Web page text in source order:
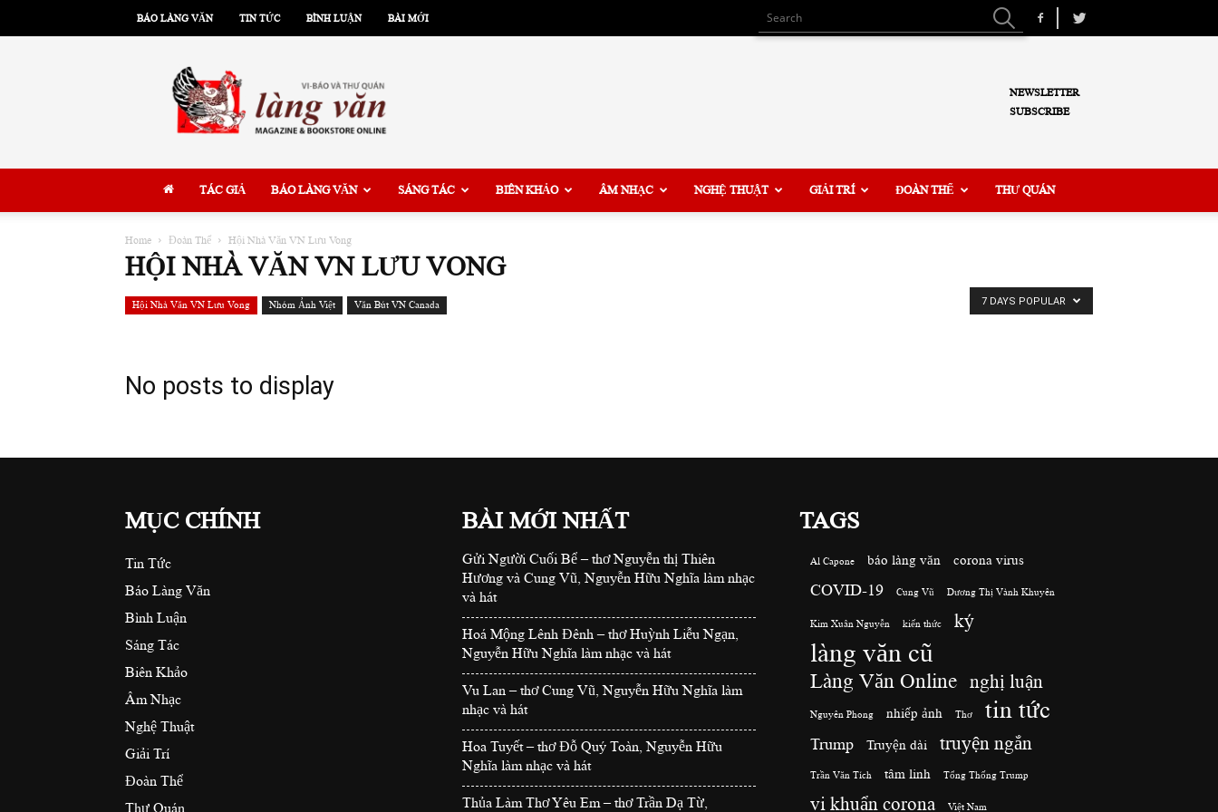
BÁO LÀNG VĂN TIN TỨC BÌNH LUẬN BÀI MỚI
Văn
NEWSLETTER
SUBSCRIBE
TÁC GIẢ BÁO LÀNG VĂN SÁNG TÁC BIÊN KHẢO ÂM NHẠC NGHỆ THUẬT GIẢI TRÍ ĐOÀN THỂ THƯ QUÁN
Home Đoàn Thể Hội Nhà Văn VN Lưu Vong
HỘI NHÀ VĂN VN LƯU VONG
Hội Nhà Văn VN Lưu Vong Nhóm Ảnh Việt Văn Bút VN Canada 7 DAYS POPULAR
No posts to display
MỤC CHÍNH
Tin Tức
Báo Làng Văn
Bình Luận
Sáng Tác
Biên Khảo
Âm Nhạc
Nghệ Thuật
Giải Trí
Đoàn Thể
Thư Quán
BÀI MỚI NHẤT
Gửi Người Cuối Bể – thơ Nguyễn thị Thiên
Hương và Cung Vũ, Nguyễn Hữu Nghĩa làm nhạc
và hát
Hoá Mộng Lênh Đênh – thơ Huỳnh Liễu Ngạn,
Nguyễn Hữu Nghĩa làm nhạc và hát
Vu Lan – thơ Cung Vũ, Nguyễn Hữu Nghĩa làm
nhạc và hát
Hoa Tuyết – thơ Đỗ Quý Toàn, Nguyễn Hữu
Nghĩa làm nhạc và hát
Thủa Làm Thơ Yêu Em – thơ Trần Dạ Từ,
TAGS
Al Capone báo làng văn corona virus
COVID-19 Cung Vũ Dương Thị Vành Khuyên
Kim Xuân Nguyễn kiến thức ký
làng văn cũ
Làng Văn Online nghị luận
Nguyên Phong nhiếp ảnh Thơ tin tức
Trump Truyện dài truyện ngắn
Trần Văn Tích tâm linh Tổng Thống Trump
vi khuẩn corona Việt Nam